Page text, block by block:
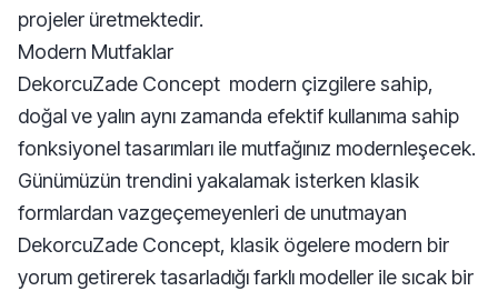
projeler üretmektedir.
Modern Mutfaklar
DekorcuZade Concept modern çizgilere sahip,
doğal ve yalın aynı zamanda efektif kullanıma sahip
fonksiyonel tasarımları ile mutfağınız modernleşecek.
Günümüzün trendini yakalamak isterken klasik
formlardan vazgeçemeyenleri de unutmayan
DekorcuZade Concept, klasik ögelere modern bir
yorum getirerek tasarladığı farklı modeller ile sıcak bir